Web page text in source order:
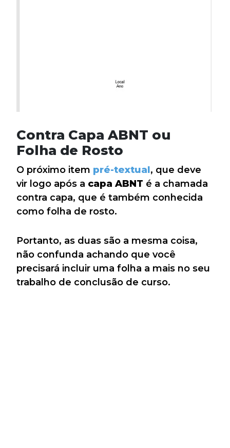
Contra Capa ABNT ou
Folha de Rosto
O próximo item pré-textual, que deve
vir logo após a capa ABNT é a chamada
contra capa, que é também conhecida
como folha de rosto.
Portanto, as duas são a mesma coisa,
não confunda achando que você
precisará incluir uma folha a mais no seu
trabalho de conclusão de curso.